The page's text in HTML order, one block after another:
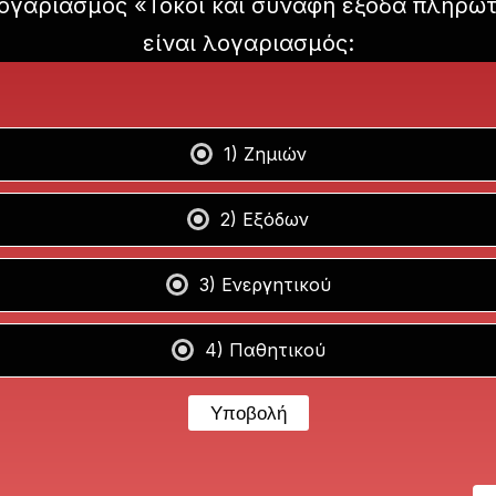
«Τόκοι και συναφή έξοδα
είναι λογαριασμός:
1) Ζημιών
2) Εξόδων
3) Ενεργητικού
4) Παθητικού